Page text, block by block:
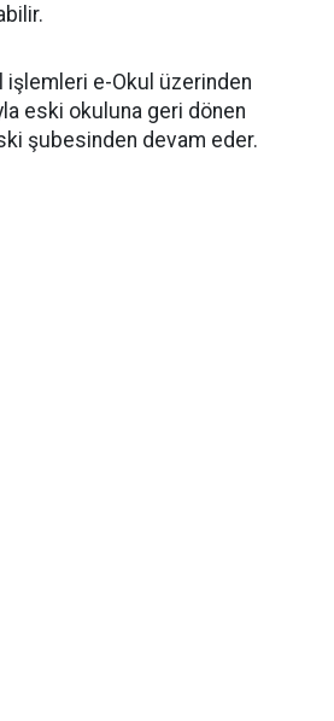
işlemleri e-Okul üzerinden
eski okuluna geri dönen
şubesinden devam eder.